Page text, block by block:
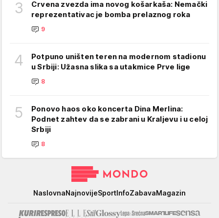
3
Crvena zvezda ima novog košarkaša: Nemački
reprezentativac je bomba prelaznog roka
9
4
Potpuno uništen teren na modernom stadionu
u Srbiji: Užasna slika sa utakmice Prve lige
8
5
Ponovo haos oko koncerta Dina Merlina:
Podnet zahtev da se zabrani u Kraljevu i u celoj
Srbiji
8
NaslovnaNajnovijeSportInfoZabavaMagazin